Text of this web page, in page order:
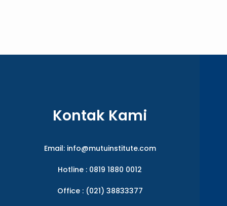
Kontak Kami
Email: info@mutuinstitute.com
Hotline : 0819 1880 0012
Office : (021) 38833377